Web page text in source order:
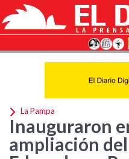
La Pampa
Inauguraron
ampliación